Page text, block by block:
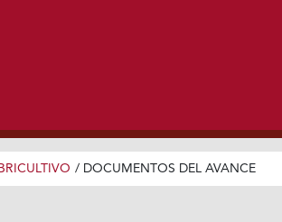
/ DOCUMENTOS DEL AVANCE